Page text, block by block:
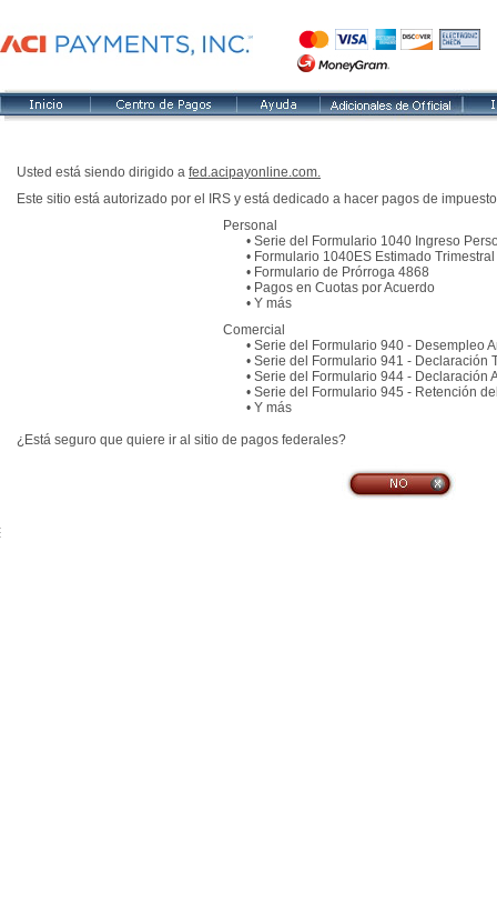
Usted está siendo dirigido a fed.acipayonline.com.
Este sitio está autorizado por el IRS y está dedicado a hacer pagos de
Personal
• Serie del Formulario 1040 Ingreso
• Formulario 1040ES Estimado Trimestral
• Formulario de Prórroga 4868
• Pagos en Cuotas por Acuerdo
• Y más
Comercial
• Serie del Formulario 940 - Desempleo
• Serie del Formulario 941 - Declaración
• Serie del Formulario 944 - Declaración
• Serie del Formulario 945 - Retención
• Y más
¿Está seguro que quiere ir al sitio de pagos federales?